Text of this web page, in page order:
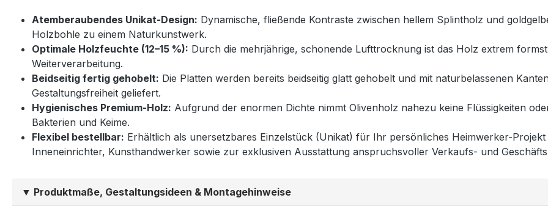
Atemberaubendes Unikat-Design: Dynamische, fließende Kontraste zwischen hellem Splintholz und
Holzbohle zu einem Naturkunstwerk.
Optimale Holzfeuchte (12–15 %): Durch die mehrjährige, schonende Lufttrocknung ist das Holz extrem
Weiterverarbeitung.
Beidseitig fertig gehobelt: Die Platten werden bereits beidseitig glatt gehobelt und mit naturbelassenen
Gestaltungsfreiheit geliefert.
Hygienisches Premium-Holz: Aufgrund der enormen Dichte nimmt Olivenholz nahezu keine Flüssigkeiten
Bakterien und Keime.
Flexibel bestellbar: Erhältlich als unersetzbares Einzelstück (Unikat) für Ihr persönliches Heimwerker-
Inneneinrichter, Kunsthandwerker sowie zur exklusiven Ausstattung anspruchsvoller Verkaufs- und
▼ Produktmaße, Gestaltungsideen & Montagehinweise